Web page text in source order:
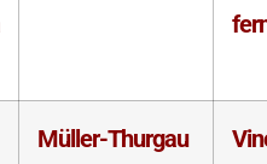
Müller-Thurgau